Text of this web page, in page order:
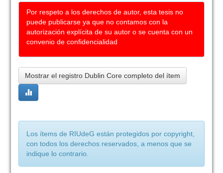
Por respeto a los derechos de autor, esta tesis no
puede publicarse ya que no contamos con la
autorización explícita de su autor o se cuenta con un
convenio de confidencialidad
Mostrar el registro Dublin Core completo del ítem
Los ítems de RIUdeG están protegidos por copyright,
con todos los derechos reservados, a menos que se
indique lo contrario.